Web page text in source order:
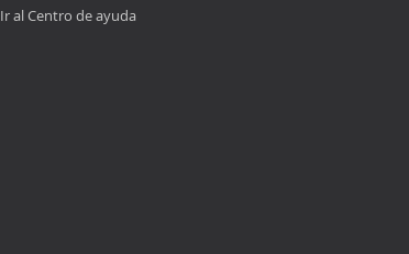
Ir al Centro de ayuda